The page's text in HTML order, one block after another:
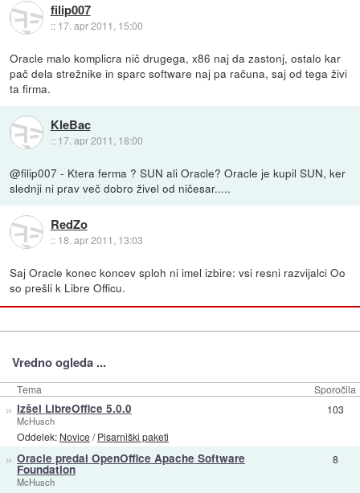
filip007
:: 17. apr 2011, 15:00
Oracle malo komplicra nič drugega, x86 naj da zastonj, ostalo kar
pač dela strežnike in sparc software naj pa računa, saj od tega živi
ta firma.
KleBac
:: 17. apr 2011, 18:00
@filip007 - Ktera ferma ? SUN ali Oracle? Oracle je kupil SUN, ker
slednji ni prav več dobro živel od ničesar.....
RedZo
:: 18. apr 2011, 13:03
Saj Oracle konec koncev sploh ni imel izbire: vsi resni razvijalci Oo
so prešli k Libre Officu.
Vredno ogleda ...
Tema Sporočila
» Izšel LibreOffice 5.0.0
McHusch
Oddelek: Novice/Pisarniški paketi
103
» Oracle predal OpenOffice Apache Software
Foundation
McHusch
8